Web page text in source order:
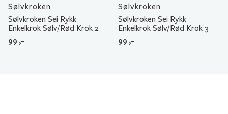
Sølvkroken
Sølvkroken Sei Rykk
Enkelkrok Sølv/Rød Krok 2
99 ,-
Sølvkroken
Sølvkroken Sei Rykk
Enkelkrok Sølv/Rød Krok 3
99 ,-